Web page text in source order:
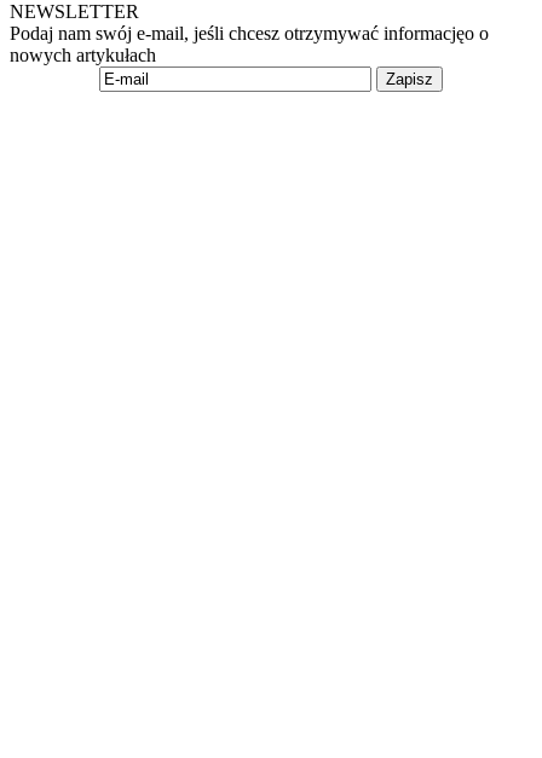
NEWSLETTER
Podaj nam swój e-mail, jeśli chcesz otrzymywać informacjęo o
nowych artykułach
Zapisz